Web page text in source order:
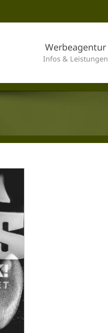
Werbeagentur
Infos & Leistungen